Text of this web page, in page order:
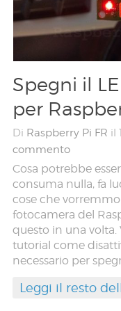
Spegni il
per
Di Raspberry Pi FR il
commento
Cosa potrebbe
consuma nulla, fa
cose che
fotocamera del
questo in una
tutorial come
necessario per
Leggi il resto